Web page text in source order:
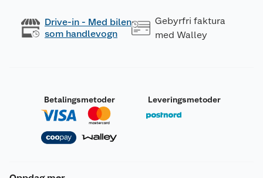
Drive-in - Med bilen
som handlevogn
Gebyrfri faktura
med Walley
Betalingsmetoder Leveringsmetoder